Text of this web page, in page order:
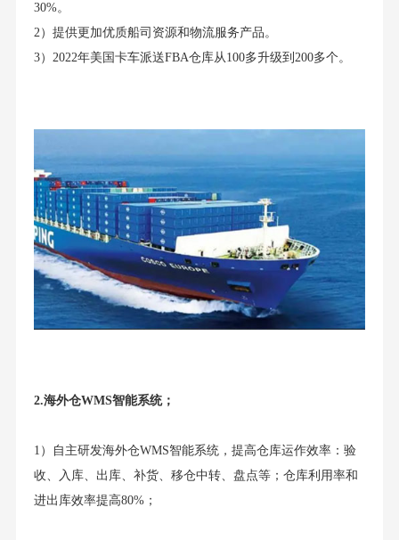
30%。
2）提供更加优质船司资源和物流服务产品。
3）2022年美国卡车派送FBA仓库从100多升级到200多个。
2.海外仓WMS智能系统；
1）自主研发海外仓WMS智能系统，提高仓库运作效率：验
收、入库、出库、补货、移仓中转、盘点等；仓库利用率和
进出库效率提高80%；